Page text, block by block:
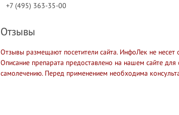
+7 (495) 363-35-00
Отзывы
Отзывы размещают посетители сайта. ИнфоЛек не несет
Описание препарата предоставлено на нашем сайте
самолечению. Перед применением необходима